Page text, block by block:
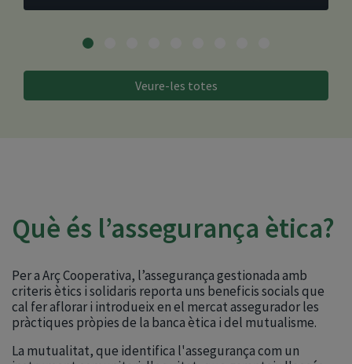
Veure-les totes
Què és l’assegurança ètica?
Per a Arç Cooperativa, l’assegurança gestionada amb
criteris ètics i solidaris reporta uns beneficis socials que
cal fer aflorar i introdueix en el mercat assegurador les
pràctiques pròpies de la banca ètica i del mutualisme.
La mutualitat, que identifica l'assegurança com un